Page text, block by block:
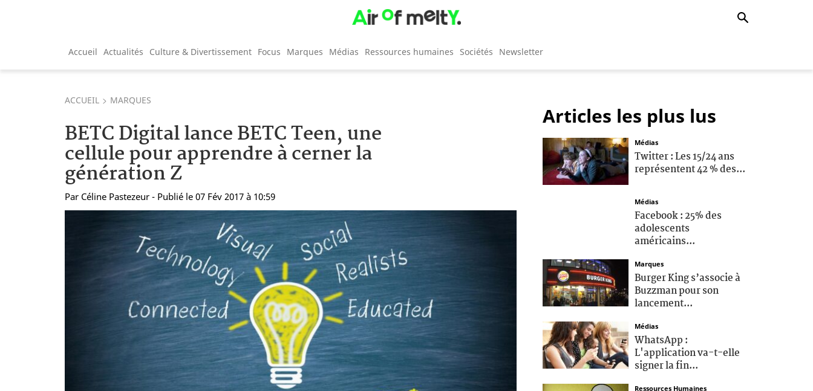
Accueil Actualités Culture & Divertissement Focus Marques Médias Ressources humaines Sociétés Newsletter
ACCUEIL MARQUES
BETC Digital lance BETC Teen, une
cellule pour apprendre à cerner la
génération Z
Par Céline Pastezeur - Publié le 07 Fév 2017 à 10:59
Articles les plus lus
Médias
Twitter : Les 15/24 ans
représentent 42 % des...
Médias
Facebook : 25% des
adolescents
américains...
Marques
Burger King s’associe à
Buzzman pour son
lancement...
Médias
WhatsApp :
L'application va-t-elle
signer la fin...
Ressources Humaines